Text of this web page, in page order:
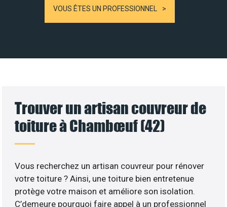
VOUS ÊTES UN PROFESSIONNEL
Trouver un artisan couvreur de
toiture à Chambœuf (42)
Vous recherchez un artisan couvreur pour rénover
votre toiture ? Ainsi, une toiture bien entretenue
protège votre maison et améliore son isolation.
C’demeure pourquoi faire appel à un professionnel